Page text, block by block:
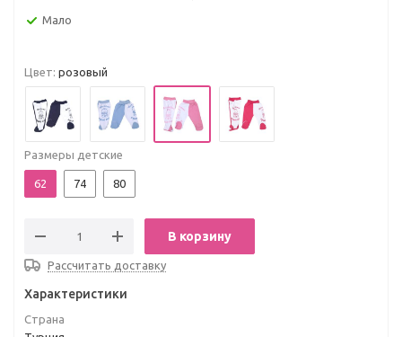
Мало
Цвет: розовый
Размеры детские
62 74 80
В корзину
Рассчитать доставку
Характеристики
Страна